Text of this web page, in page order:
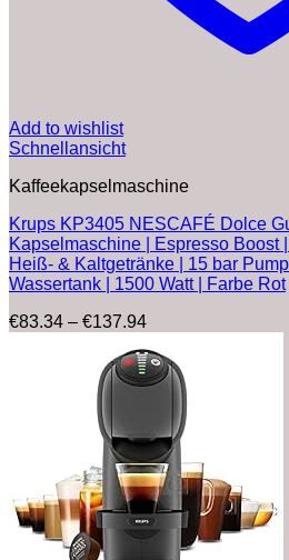
Add to wishlist
Schnellansicht
Kaffeekapselmaschine
Krups KP3405 NESCAFÉ Dolce
Kapselmaschine | Espresso Boost |
Heiß- & Kaltgetränke | 15 bar
Wassertank | 1500 Watt | Farbe Rot
€83.34 – €137.94Preisspanne:
bis
€137.94